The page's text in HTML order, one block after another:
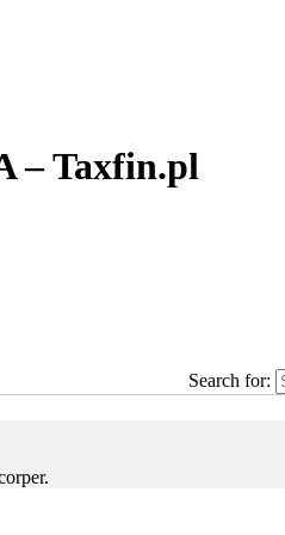
– Taxfin.pl
Search for: